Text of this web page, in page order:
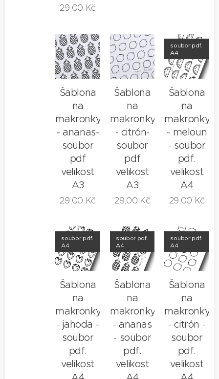
29,00 Kč
Šablona
na
makronky
- ananas-
soubor
pdf
velikost
A3
29,00 Kč
Šablona
na
makronky
- citrón-
soubor
pdf
velikost
A3
29,00 Kč
Šablona
na
makronky
- meloun
- soubor
pdf.
velikost
A4
soubor pdf.
A4
29,00 Kč
Šablona
na
makronky
- jahoda -
soubor
pdf.
velikost
soubor pdf.
A4
Šablona
na
makronky
- ananas
- soubor
pdf.
velikost
soubor pdf.
A4
Šablona
na
makronky
- citrón -
soubor
pdf.
velikost
soubor pdf.
A4